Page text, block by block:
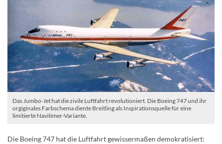
Das Jumbo-Jet hat die zivile Luftfahrt revolutioniert. Die Boeing 747 und ihr
orgiginales Farbschema diente Breitling als Inspirationsquelle für eine
limitierte Navitimer-Variante.
Die Boeing 747 hat die Luftfahrt gewissermaßen demokratisiert: